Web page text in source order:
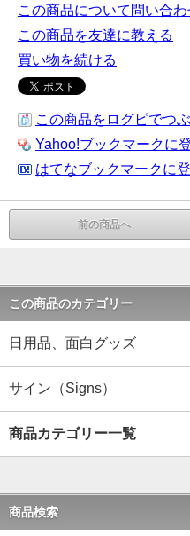
この商品について問い合わ
この商品を友達に教える
買い物を続ける
この商品をログピでつぶ
Yahoo!ブックマークに
はてなブックマークに
前の商品へ
この商品のカテゴリー
日用品、面白グッズ
サイン（Signs）
商品カテゴリー一覧
商品検索